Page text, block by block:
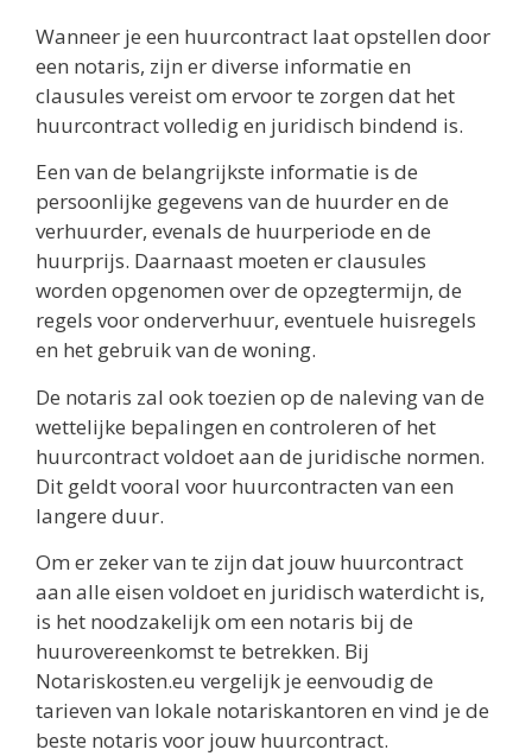
Wanneer je een huurcontract laat opstellen door
een notaris, zijn er diverse informatie en
clausules vereist om ervoor te zorgen dat het
huurcontract volledig en juridisch bindend is.
Een van de belangrijkste informatie is de
persoonlijke gegevens van de huurder en de
verhuurder, evenals de huurperiode en de
huurprijs. Daarnaast moeten er clausules
worden opgenomen over de opzegtermijn, de
regels voor onderverhuur, eventuele huisregels
en het gebruik van de woning.
De notaris zal ook toezien op de naleving van de
wettelijke bepalingen en controleren of het
huurcontract voldoet aan de juridische normen.
Dit geldt vooral voor huurcontracten van een
langere duur.
Om er zeker van te zijn dat jouw huurcontract
aan alle eisen voldoet en juridisch waterdicht is,
is het noodzakelijk om een notaris bij de
huurovereenkomst te betrekken. Bij
Notariskosten.eu vergelijk je eenvoudig de
tarieven van lokale notariskantoren en vind je de
beste notaris voor jouw huurcontract.